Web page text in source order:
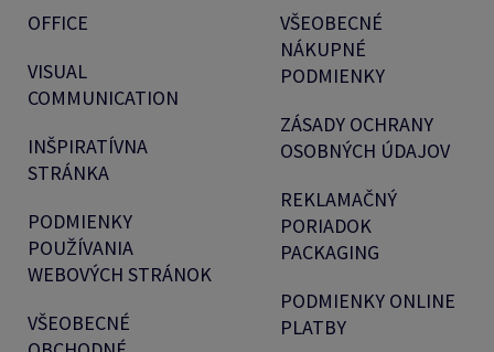
OFFICE
VISUAL
COMMUNICATION
INŠPIRATÍVNA
STRÁNKA
PODMIENKY
POUŽÍVANIA
WEBOVÝCH STRÁNOK
VŠEOBECNÉ
VŠEOBECNÉ
NÁKUPNÉ
PODMIENKY
ZÁSADY OCHRANY
OSOBNÝCH ÚDAJOV
REKLAMAČNÝ
PORIADOK
PACKAGING
PODMIENKY ONLINE
PLATBY